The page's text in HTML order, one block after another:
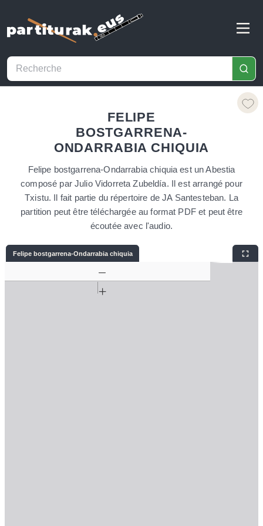
FELIPE
BOSTGARRENA-
ONDARRABIA CHIQUIA
Felipe bostgarrena-Ondarrabia chiquia est un Abestia
composé par Julio Vidorreta Zubeldía. Il est arrangé pour
Txistu. Il fait partie du répertoire de JA Santesteban. La
partition peut être téléchargée au format PDF et peut être
écoutée avec l'audio.
Felipe bostgarrena-Ondarrabia chiquia